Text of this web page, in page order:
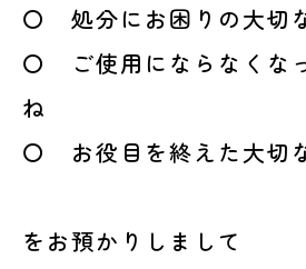
〇 処分にお困りの大切
〇 ご使用にならなくな
ね
〇 お役目を終えた大切
をお預かりしまして